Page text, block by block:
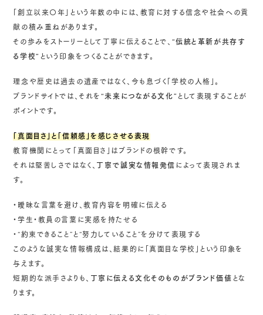
「創立以来〇年」という年数の中には、教育に対する信念や社会への貢
献の積み重ねがあります。
その歩みをストーリーとして丁寧に伝えることで、 “伝統と革新が共存す
る学校” という印象をつくることができます。
理念や歴史は過去の遺産ではなく、今も息づく「学校の人格」。
ブランドサイトでは、それを “未来につながる文化” として表現することが
ポイントです。
「真面目さ」と「信頼感」を感じさせる表現
教育機関にとって「真面目さ」はブランドの根幹です。
それは堅苦しさではなく、 丁寧で誠実な情報発信 によって表現されま
す。
・曖昧な言葉を避け、教育内容を明確に伝える
・学生・教員の言葉に実感を持たせる
・“約束できること”と“努力していること”を分けて表現する
このような誠実な情報構成は、結果的に「真面目な学校」という印象を
与えます。
短期的な派手さよりも、 丁寧に伝える文化そのものがブランド価値 とな
ります。